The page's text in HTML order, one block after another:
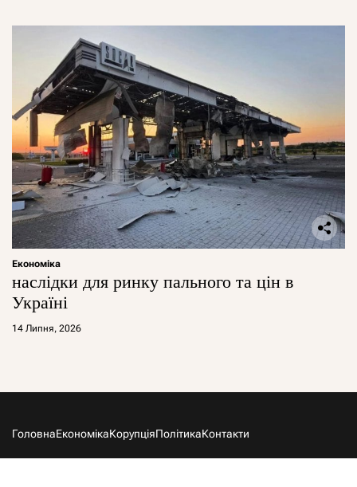
Економіка
наслідки для ринку пального та цін в
Україні
14 Липня, 2026
ГоловнаЕкономікаКорупціяПолітикаКонтакти